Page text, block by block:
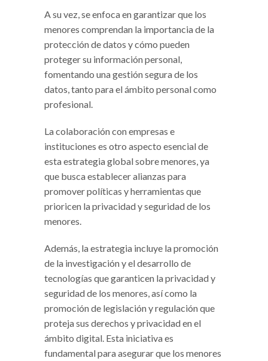
A su vez, se enfoca en garantizar que los
menores comprendan la importancia de la
protección de datos y cómo pueden
proteger su información personal,
fomentando una gestión segura de los
datos, tanto para el ámbito personal como
profesional.
La colaboración con empresas e
instituciones es otro aspecto esencial de
esta estrategia global sobre menores, ya
que busca establecer alianzas para
promover políticas y herramientas que
prioricen la privacidad y seguridad de los
menores.
Además, la estrategia incluye la promoción
de la investigación y el desarrollo de
tecnologías que garanticen la privacidad y
seguridad de los menores, así como la
promoción de legislación y regulación que
proteja sus derechos y privacidad en el
ámbito digital. Esta iniciativa es
fundamental para asegurar que los menores